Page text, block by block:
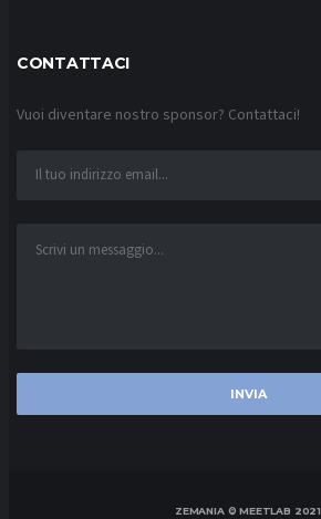
CONTATTACI
Vuoi diventare nostro sponsor? Contattaci!
ZEMANIA © MEETLAB 2021